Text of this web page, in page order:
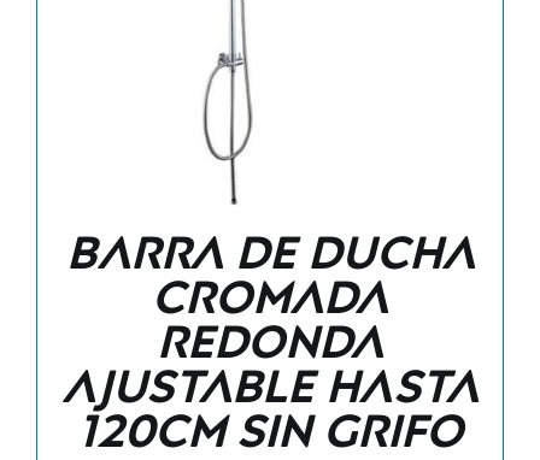
Barra de ducha
cromada
redonda
ajustable hasta
120CM sin grifo